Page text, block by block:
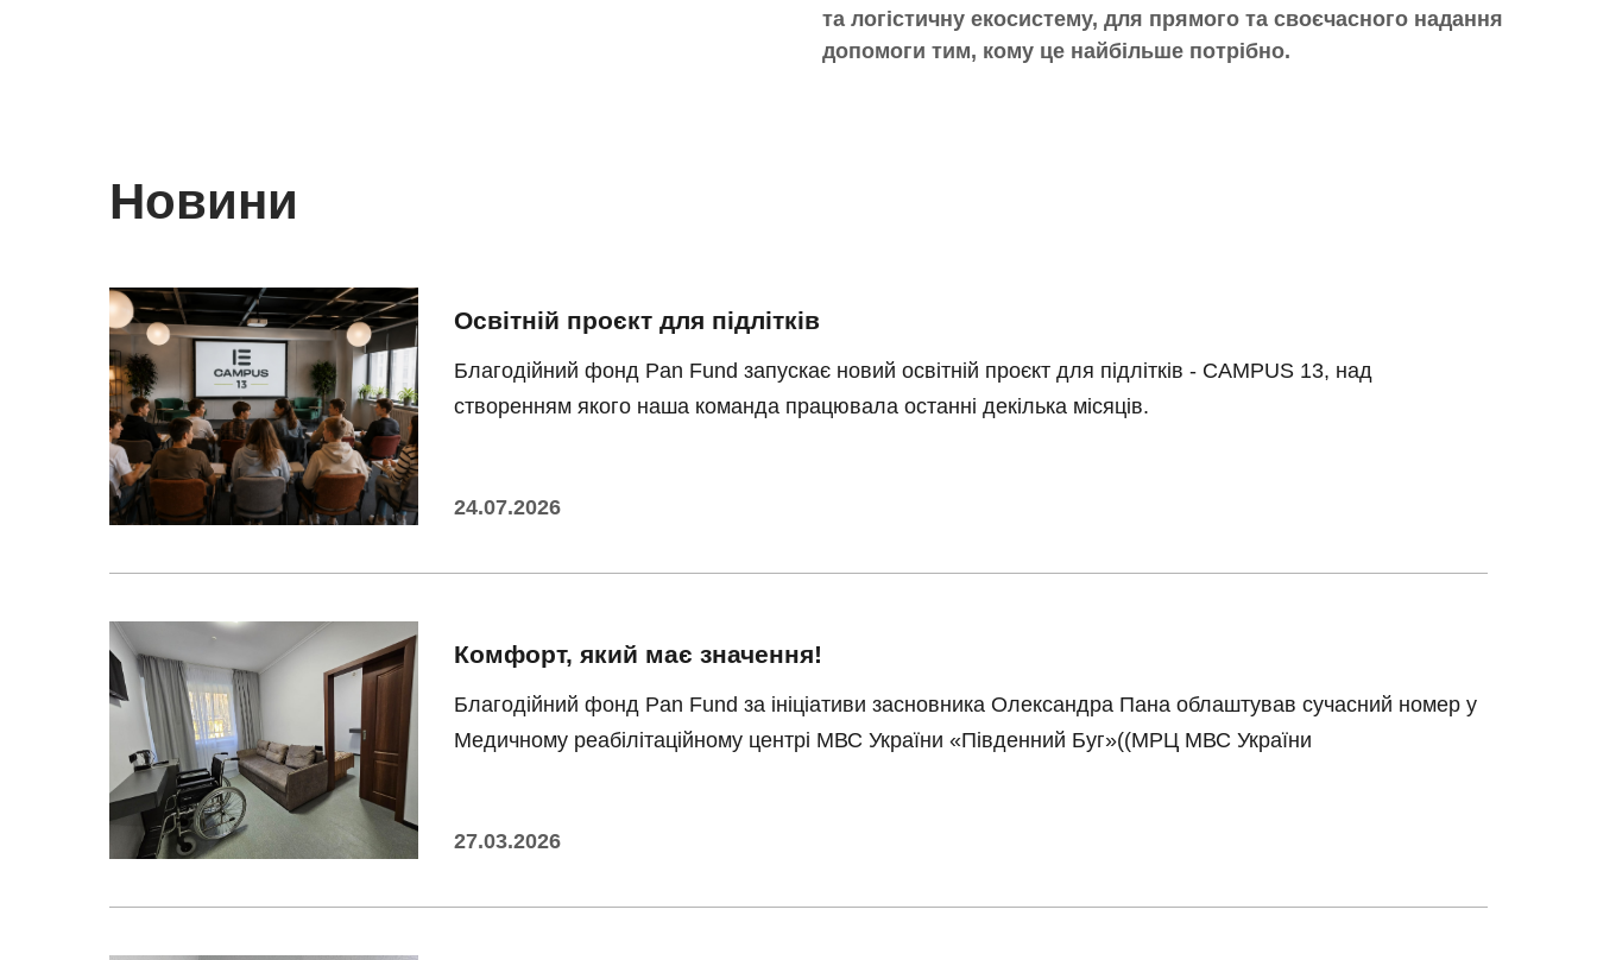
та логістичну екосистему, для прямого та своєчасного надання
допомоги тим, кому це найбільше потрібно.
Новини
Освітній проєкт для підлітків
Благодійний фонд Pan Fund запускає новий освітній проєкт для підлітків - CAMPUS 13, над
створенням якого наша команда працювала останні декілька місяців.
24.07.2026
Комфорт, який має значення!
Благодійний фонд Pan Fund за ініціативи засновника Олександра Пана облаштував сучасний номер у
Медичному реабілітаційному центрі МВС України «Південний Буг»((МРЦ МВС України
27.03.2026